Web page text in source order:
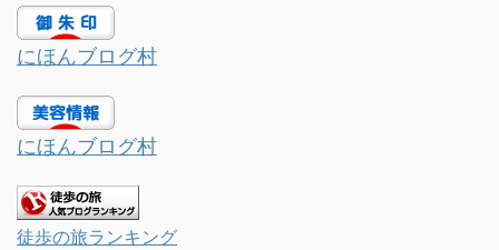
にほんブログ村
にほんブログ村
徒歩の旅ランキング